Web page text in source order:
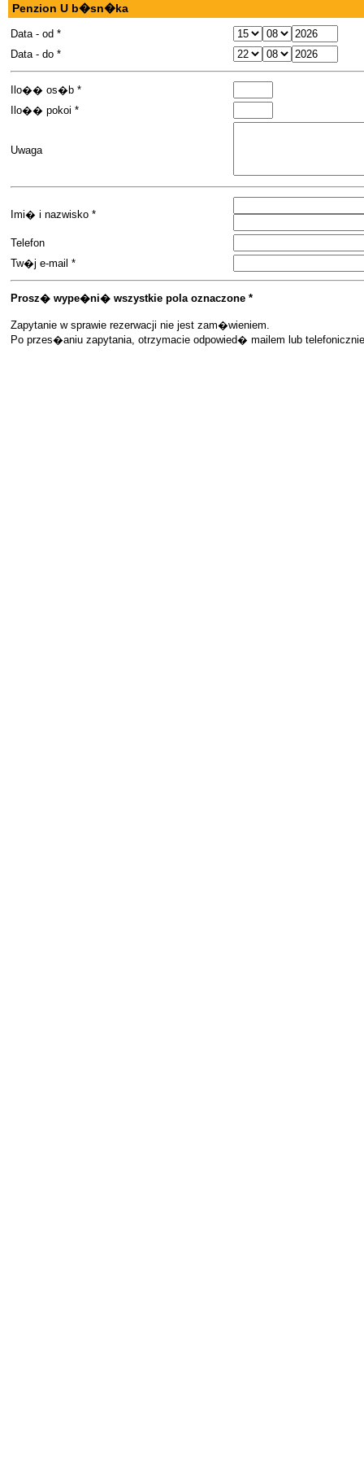
Penzion U b�sn�ka
Data - od *
Data - do *
Ilo�� os�b *
Ilo�� pokoi *
Uwaga
Imi� i nazwisko *
Telefon
Tw�j e-mail *
Prosz� wype�ni� wszystkie pola oznaczone *
Zapytanie w sprawie rezerwacji nie jest zam�wieniem.
Po przes�aniu zapytania, otrzymacie odpowied� mailem lub